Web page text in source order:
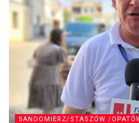
SANDOMIERZ/STASZÓW /